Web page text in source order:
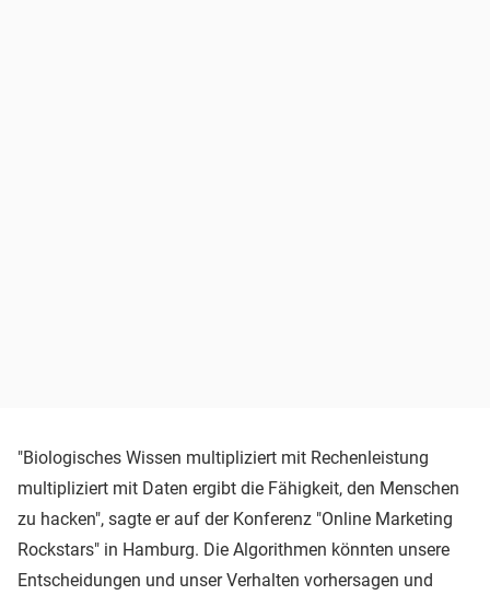
"Biologisches Wissen multipliziert mit Rechenleistung
multipliziert mit Daten ergibt die Fähigkeit, den Menschen
zu hacken", sagte er auf der Konferenz "Online Marketing
Rockstars" in Hamburg. Die Algorithmen könnten unsere
Entscheidungen und unser Verhalten vorhersagen und